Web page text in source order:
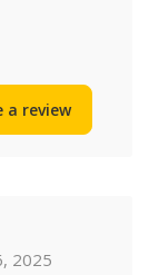
a review
2025